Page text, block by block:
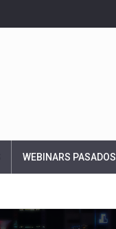
WEBINARS PASADOS